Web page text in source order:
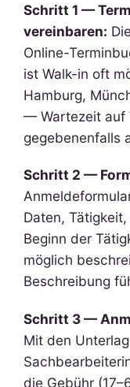
Schritt 1 —
vereinbaren:
Online-
ist Walk-in oft
Hamburg,
— Wartezeit auf
gegebenenfalls
Schritt 2 —
Daten,
Beginn der
möglich
Beschreibung
Schritt 3 —
Mit den
die Gebühr